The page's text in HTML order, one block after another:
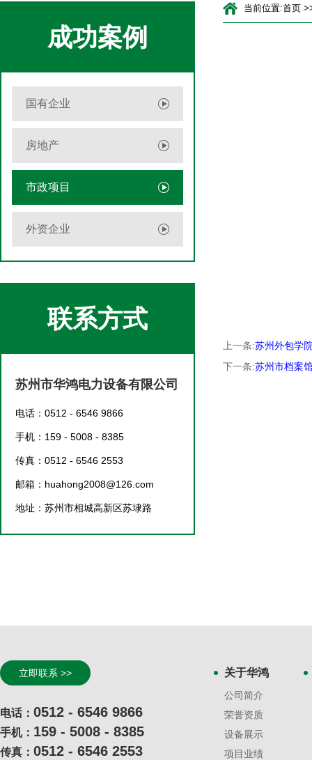
成功案例
国有企业
房地产
市政项目
外资企业
联系方式
苏州市华鸿电力设备有限公司
电话：0512 - 6546 9866
手机：159 - 5008 - 8385
传真：0512 - 6546 2553
邮箱：huahong2008@126.com
地址：苏州市相城高新区苏埭路
当前位置:首页
上一条:苏州外包学
下一条:苏州市档案
立即联系 >>
电话： 0512 - 6546 9866
手机： 159 - 5008 - 8385
传真： 0512 - 6546 2553
关于华鸿
公司简介
荣誉资质
设备展示
项目业绩